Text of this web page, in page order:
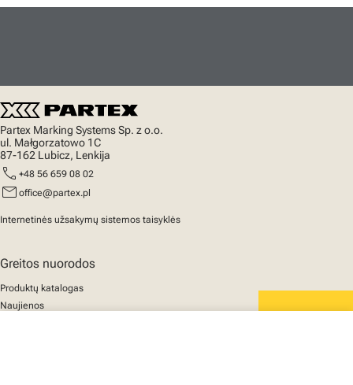
Partex Marking Systems Sp. z o.o.
ul. Małgorzatowo 1C
87-162 Lubicz, Lenkija
call +48 56 659 08 02
mail office@partex.pl
Internetinės užsakymų sistemos taisyklės
Greitos nuorodos
Produktų katalogas
Naujienos